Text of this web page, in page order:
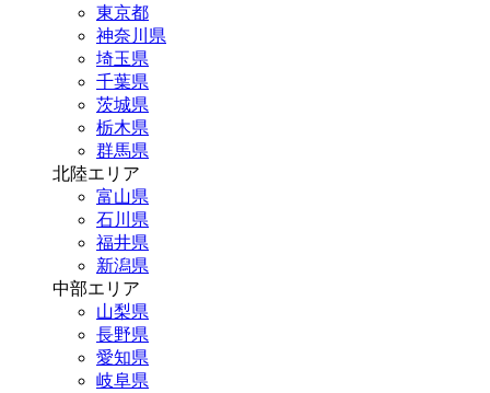
東京都
神奈川県
埼玉県
千葉県
茨城県
栃木県
群馬県
北陸エリア
富山県
石川県
福井県
新潟県
中部エリア
山梨県
長野県
愛知県
岐阜県